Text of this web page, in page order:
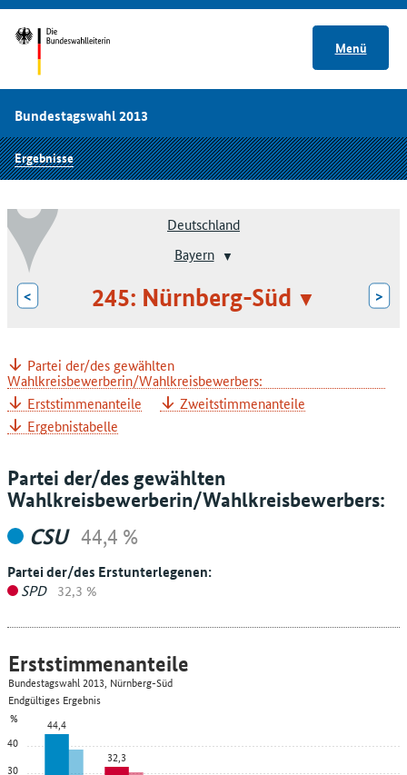
Menü
Bundestagswahl 2013
Ergebnisse
Deutschland
Bayern
< 245: Nürnberg-Süd >
Partei der/des gewählten
Wahlkreisbewerberin/Wahlkreisbewerbers:
Erststimmenanteile
Zweitstimmenanteile
Ergebnistabelle
Partei der/des gewählten
Wahlkreisbewerberin/Wahlkreisbewerbers:
CSU 44,4 %
Partei der/des Erstunterlegenen:
SPD 32,3 %
30
40
%
44,4
32,3
Erststimmenanteile
Bundestagswahl 2013, Nürnberg-Süd
Endgültiges Ergebnis